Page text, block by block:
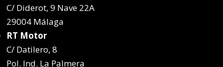
C/ Diderot, 9 Nave 22A
29004 Málaga
RT Motor
C/ Datilero, 8
Pol. Ind. La Palmera